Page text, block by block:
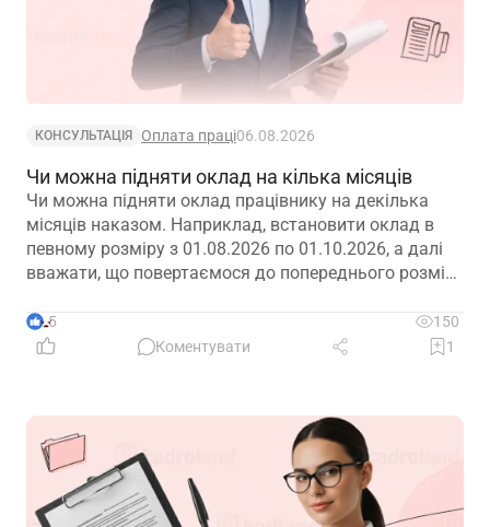
КОНСУЛЬТАЦІЯ Оплата праці06.08.2026
Чи можна підняти оклад на кілька місяців
Чи можна підняти оклад працівнику на декілька
місяців наказом. Наприклад, встановити оклад в
певному розміру з 01.08.2026 по 01.10.2026, а далі
вважати, що повертаємося до попереднього розміру
5
150
Коментувати
1